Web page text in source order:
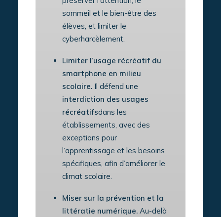
sommeil et le bien-être des
élèves, et limiter le
cyberharcèlement.
Limiter l’usage récréatif du
smartphone en milieu
scolaire. Il défend une
interdiction des usages
récréatifsdans les
établissements, avec des
exceptions pour
l’apprentissage et les besoins
spécifiques, afin d’améliorer le
climat scolaire.
Miser sur la prévention et la
littératie numérique. Au-delà